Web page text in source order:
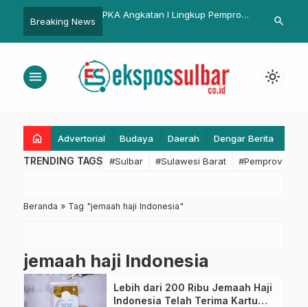
Breaking News
Pelayanan
PKA Angkatan I Lingkup Pemprov
di Makassar
Polresta
search
menu light_mode
home Advertorial Budaya Daerah Dengar Berita
TRENDING TAGS #Sulbar #Sulawesi Barat #Pemprov
Beranda » Tag "jemaah haji Indonesia"
jemaah haji Indonesia
Lebih dari 200 Ribu Jemaah Haji
Indonesia Telah Terima Kartu